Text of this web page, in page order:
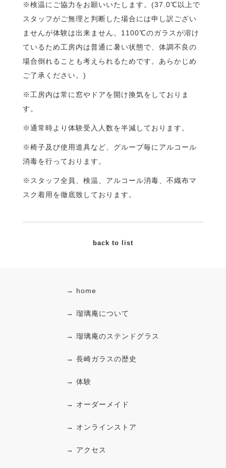
※検温にご協力をお願いいたします。(37.0℃以上で
スタッフがご無理と判断した場合には申し訳ござい
ませんが体験は出来ません。1100℃のガラスが溶け
ているため工房内は普通に暑い状態で、体調不良の
場合倒れることも考えられるためです。あらかじめ
ご了承ください。)
※工房内は常に窓やドアを開け換気をしておりま
す。
※通常時より体験受入人数を半減しております。
※椅子及び使用道具など、グループ毎にアルコール
消毒を行ってお ります。
※スタッフ全員、検温、アルコール消毒、不織布マ
スク着用を徹底致しております。
back to list
→ home
→ 瑠璃庵について
→ 瑠璃庵のステンドグラス
→ 長崎ガラスの歴史
→ 体験
→ オーダーメイド
→ オンラインストア
→ アクセス